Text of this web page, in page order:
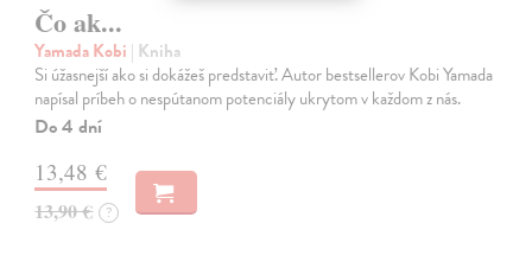
Čo ak...
Yamada Kobi | Kniha
Si úžasnejší ako si dokážeš predstaviť. Autor bestsellerov Kobi Yamada
napísal príbeh o nespútanom potenciály ukrytom v každom z nás.
Do 4 dní
13,48 €
13,90 € ?